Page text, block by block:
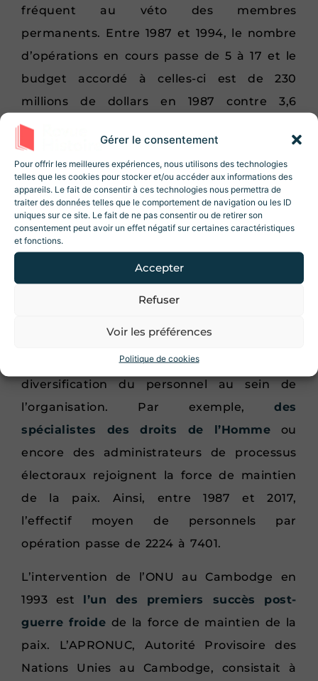
Gérer le consentement
Pour offrir les meilleures expériences, nous utilisons des technologies
telles que les cookies pour stocker et/ou accéder aux informations des
appareils. Le fait de consentir à ces technologies nous permettra de
traiter des données telles que le comportement de navigation ou les ID
uniques sur ce site. Le fait de ne pas consentir ou de retirer son
consentement peut avoir un effet négatif sur certaines caractéristiques
et fonctions.
Accepter
Refuser
Voir les préférences
Politique de cookies
fréquent au véto des membres
permanents. Entre 1987 et 1994, le nombre
d’opérations en cours passe de 5 à 17 et le
budget accordé à celles-ci est de 230
millions de dollars en 1987 contre 3,6
milliards en 1994.
En cette fin du XXe siècle, les nouveaux
conflits sont majoritairement intra-
étatiques. Il s’agit alors pour la force de
maintien de la paix d’intervenir dans
plusieurs domaines : cela peut aller
d’opérations de déminage jusqu’à
en charge temporaire de l’administration
des missions de l’ONU conduit
inévitablement à une hausse et une
diversification du personnel au sein de
l’organisation. Par exemple,des
spécialistes des droits de l’Homme ou
encore des administrateurs de processus
électoraux rejoignent la force de maintien
de la paix. Ainsi, entre 1987 et 2017,
l’effectif moyen de personnels par
opération passe de 2224 à 7401.
L’intervention de l’ONU au Cambodge en
1993 est l’un des premiers succès post-
guerre froide de la force de maintien de la
paix. L’APRONUC, Autorité Provisoire des
Nations Unies au Cambodge, consistait à
Rejoignez la Newsletter
Revue Histoire !
10% de réduction sur la boutique lors de
votre inscription ! Des articles, des
ressources et des contenus exclusifs 😃
Je m'inscris